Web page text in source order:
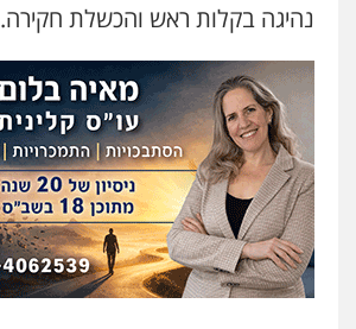
נהיגה בקלות ראש והכשלת חקירה.